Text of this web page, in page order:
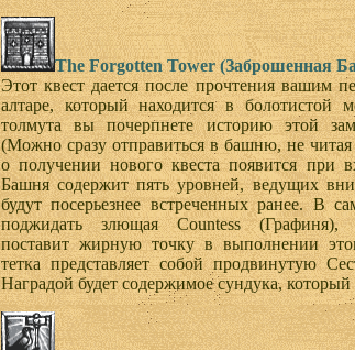
The Forgotten Tower (Заброшенная
Этот квест дается после прочтения вашим
алтаре, который находится в болотистой
толмута вы почерпнете историю этой
(Можно сразу отправиться в башню, не читая
о получении нового квеста появится при
Башня содержит пять уровней, ведущих
будут посерьезнее встреченных ранее. В
поджидать злющая Countess (Графиня),
поставит жирную точку в выполнении
тетка представляет собой продвинутую
Наградой будет содержимое сундука, который